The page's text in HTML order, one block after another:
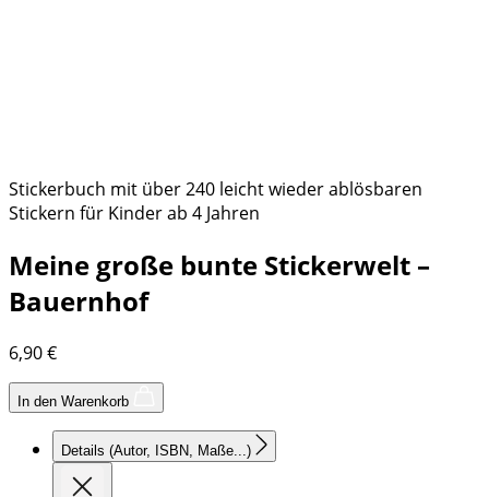
Stickerbuch mit über 240 leicht wieder ablösbaren
Stickern für Kinder ab 4 Jahren
Meine große bunte Stickerwelt –
Bauernhof
6,90€
In den Warenkorb
Details (Autor, ISBN, Maße...)